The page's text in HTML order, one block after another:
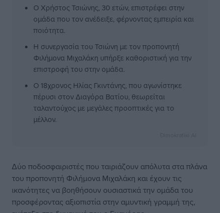
Ο Χρήστος Τσιώνης, 30 ετών, επιστρέφει στην
ομάδα που τον ανέδειξε, φέρνοντας εμπειρία και
ποιότητα.
Η συνεργασία του Τσιώνη με τον προπονητή
Φιλήμονα Μιχαλάκη υπήρξε καθοριστική για την
επιστροφή του στην ομάδα.
Ο 18χρονος Ηλίας Γκιντάνης, που αγωνίστηκε
πέρυσι στον Διαγόρα Βατίου, θεωρείται
ταλαντούχος με μεγάλες προοπτικές για το
μέλλον.
Δύο ποδοσφαιριστές που ταιριάζουν απόλυτα στα πλάνα
του προπονητή Φιλήμονα Μιχαλάκη και έχουν τις
ικανότητες να βοηθήσουν ουσιαστικά την ομάδα του
προσφέροντας αξιοπιστία στην αμυντική γραμμή της,